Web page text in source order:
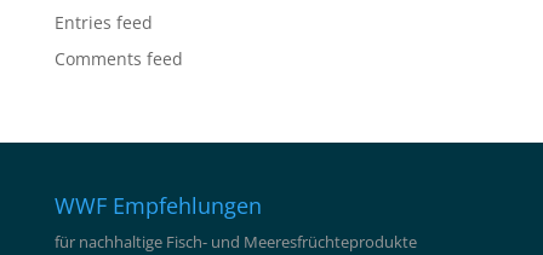
Entries feed
Comments feed
WWF Empfehlungen
für nachhaltige Fisch- und Meeresfrüchteprodukte